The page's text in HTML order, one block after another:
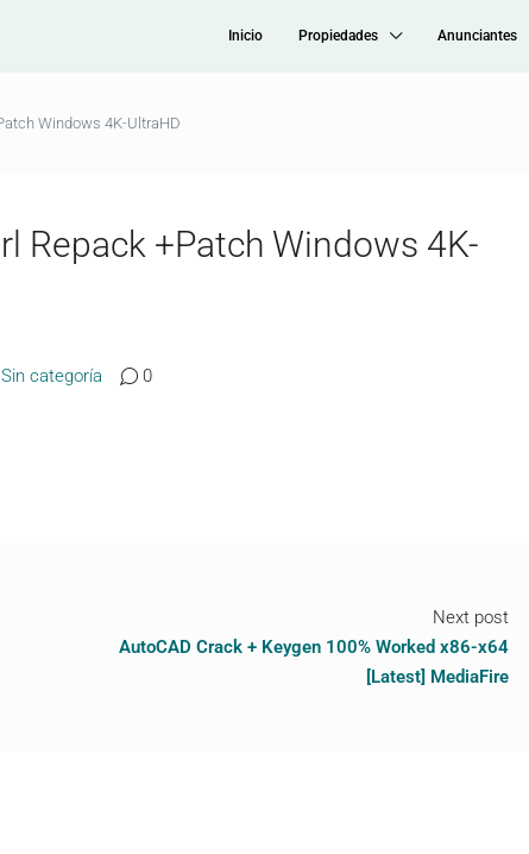
Inicio Propiedades Anunciantes
Windows 4K-UltraHD
Repack +Patch Windows 4K-
Sin categoría 0
Next post
AutoCAD Crack + Keygen 100% Worked x86-x64
[Latest] MediaFire